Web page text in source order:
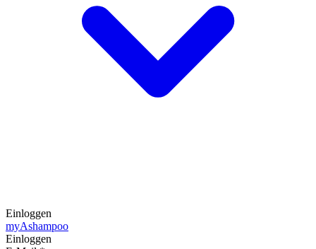
Einloggen
myAshampoo
Einloggen